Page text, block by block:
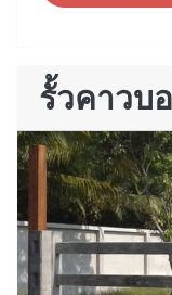
รั้วคาวบ